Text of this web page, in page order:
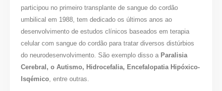
participou no primeiro transplante de sangue do cordão
umbilical em 1988, tem dedicado os últimos anos ao
desenvolvimento de estudos clínicos baseados em terapia
celular com sangue do cordão para tratar diversos distúrbios
do neurodesenvolvimento. São exemplo disso a Paralisia
Cerebral, o Autismo, Hidrocefalia, Encefalopatia Hipóxico-
Isqémico , entre outras.